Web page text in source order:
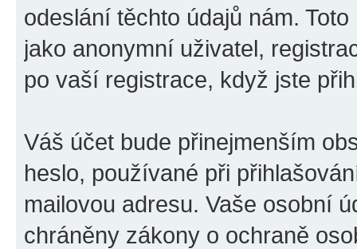
odeslání těchto údajů nám.
jako anonymní uživatel,
po vaší registrace, když jste
Váš účet bude přinejmenším
heslo, používané při
mailovou adresu. Vaše osobní
chráněny zákony o ochraně